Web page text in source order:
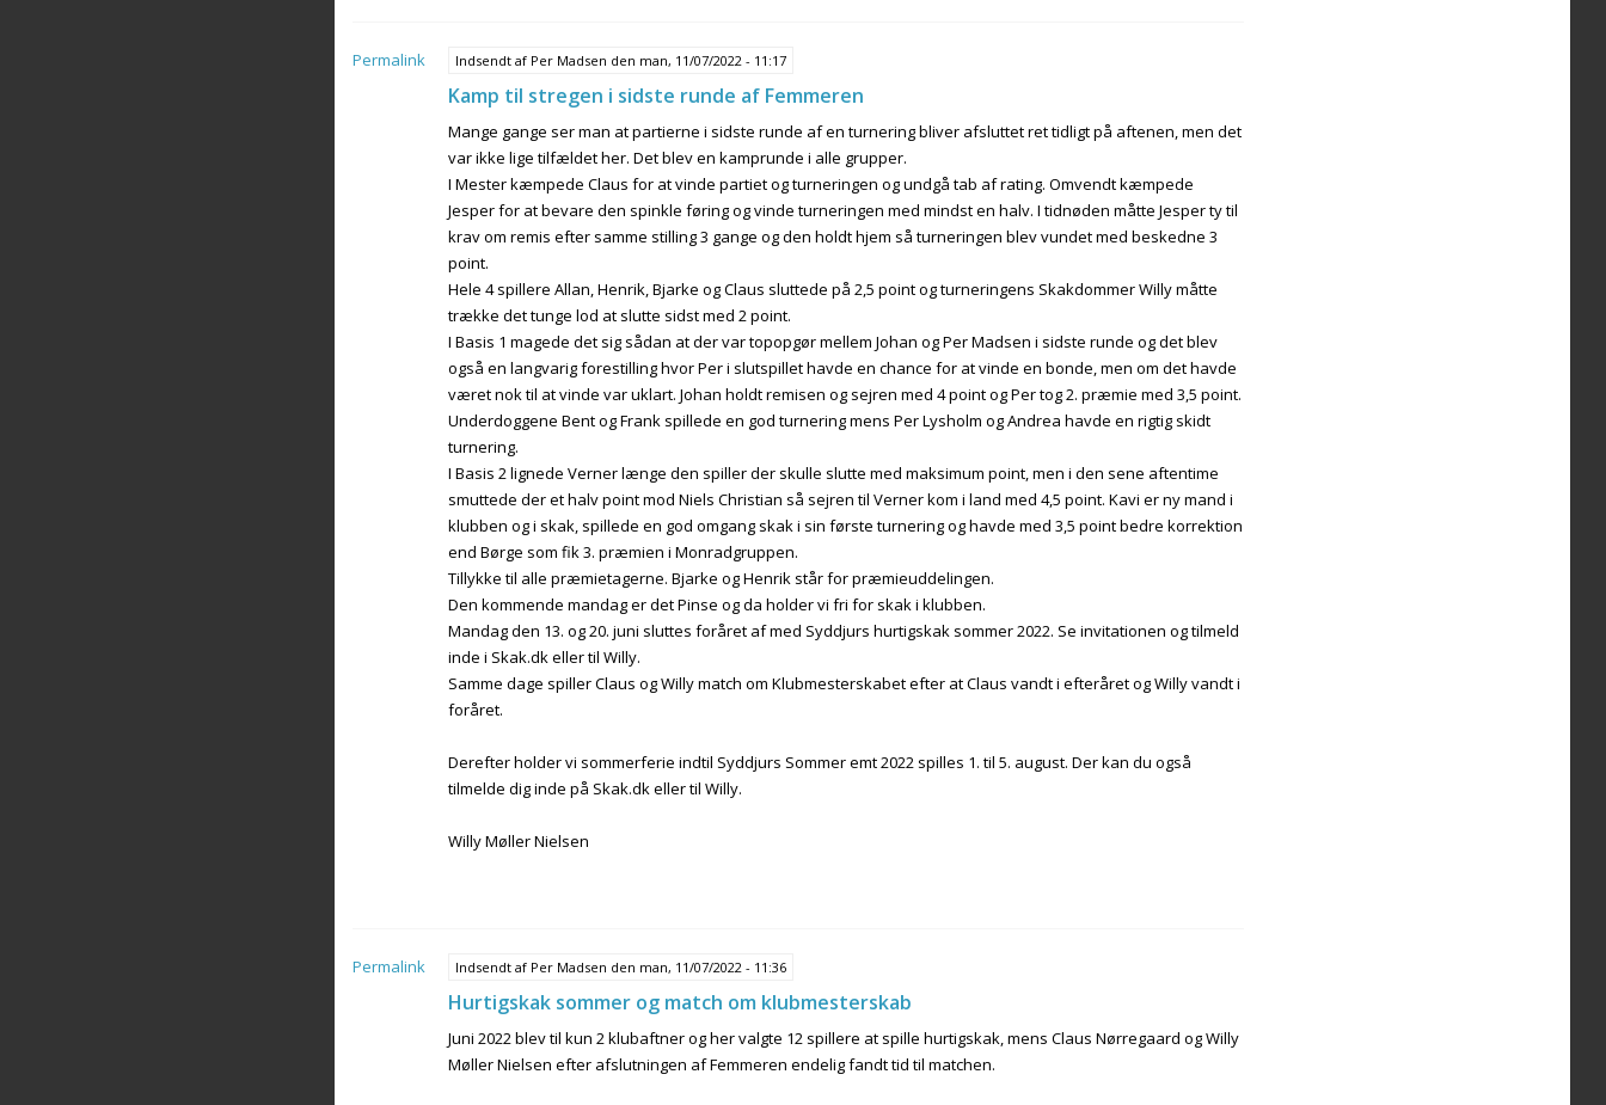
Permalink Indsendt af Per Madsen den man, 11/07/2022 - 11:17
Kamp til stregen i sidste runde af Femmeren
Mange gange ser man at partierne i sidste runde af en turnering bliver afsluttet ret tidligt på aftenen, men det
var ikke lige tilfældet her. Det blev en kamprunde i alle grupper.
I Mester kæmpede Claus for at vinde partiet og turneringen og undgå tab af rating. Omvendt kæmpede
Jesper for at bevare den spinkle føring og vinde turneringen med mindst en halv. I tidnøden måtte Jesper ty til
krav om remis efter samme stilling 3 gange og den holdt hjem så turneringen blev vundet med beskedne 3
point.
Hele 4 spillere Allan, Henrik, Bjarke og Claus sluttede på 2,5 point og turneringens Skakdommer Willy måtte
trække det tunge lod at slutte sidst med 2 point.
I Basis 1 magede det sig sådan at der var topopgør mellem Johan og Per Madsen i sidste runde og det blev
også en langvarig forestilling hvor Per i slutspillet havde en chance for at vinde en bonde, men om det havde
været nok til at vinde var uklart. Johan holdt remisen og sejren med 4 point og Per tog 2. præmie med 3,5 point.
Underdoggene Bent og Frank spillede en god turnering mens Per Lysholm og Andrea havde en rigtig skidt
turnering.
I Basis 2 lignede Verner længe den spiller der skulle slutte med maksimum point, men i den sene aftentime
smuttede der et halv point mod Niels Christian så sejren til Verner kom i land med 4,5 point. Kavi er ny mand i
klubben og i skak, spillede en god omgang skak i sin første turnering og havde med 3,5 point bedre korrektion
end Børge som fik 3. præmien i Monradgruppen.
Tillykke til alle præmietagerne. Bjarke og Henrik står for præmieuddelingen.
Den kommende mandag er det Pinse og da holder vi fri for skak i klubben.
Mandag den 13. og 20. juni sluttes foråret af med Syddjurs hurtigskak sommer 2022. Se invitationen og tilmeld
inde i Skak.dk eller til Willy.
Samme dage spiller Claus og Willy match om Klubmesterskabet efter at Claus vandt i efteråret og Willy vandt i
foråret.
Derefter holder vi sommerferie indtil Syddjurs Sommer emt 2022 spilles 1. til 5. august. Der kan du også
tilmelde dig inde på Skak.dk eller til Willy.
Willy Møller Nielsen
Permalink Indsendt af Per Madsen den man, 11/07/2022 - 11:36
Hurtigskak sommer og match om klubmesterskab
Juni 2022 blev til kun 2 klubaftner og her valgte 12 spillere at spille hurtigskak, mens Claus Nørregaard og Willy
Møller Nielsen efter afslutningen af Femmeren endelig fandt tid til matchen.